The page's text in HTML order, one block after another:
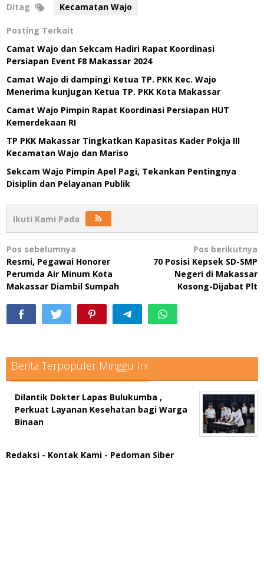
Ditag Kecamatan Wajo
Posting Terkait
Camat Wajo dan Sekcam Hadiri Rapat Koordinasi
Persiapan Event F8 Makassar 2024
Camat Wajo di dampingi Ketua TP. PKK Kec. Wajo
Menerima kunjugan Ketua TP. PKK Kota Makassar
Camat Wajo Pimpin Rapat Koordinasi Persiapan HUT
Kemerdekaan RI
TP PKK Makassar Tingkatkan Kapasitas Kader Pokja III
Kecamatan Wajo dan Mariso
Sekcam Wajo Pimpin Apel Pagi, Tekankan Pentingnya
Disiplin dan Pelayanan Publik
Ikuti Kami Pada
Navigasi
pos
Pos sebelumnya
Resmi, Pegawai Honorer
Perumda Air Minum Kota
Makassar Diambil Sumpah
Pos berikutnya
70 Posisi Kepsek SD-SMP
Negeri di Makassar
Kosong-Dijabat Plt
Berita Terpopuler Minggu Ini
Dilantik Dokter Lapas Bulukumba ,
Perkuat Layanan Kesehatan bagi Warga
Binaan
Redaksi - Kontak Kami - Pedoman Siber